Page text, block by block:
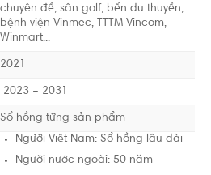
Winmart,..
2021
2023 – 2031
Sổ hồng từng sản phẩm
Người Việt Nam: Sổ hồng lâu dài
Người nước ngoài: 50 năm
Dự kiến giai đoạn 1: từ 700 – 900